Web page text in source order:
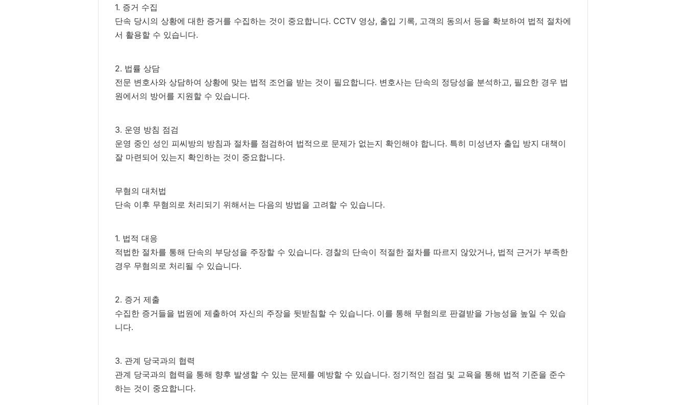
1. 증거 수집
단속 당시의 상황에 대한 증거를 수집하는 것이 중요합니다. CCTV 영상, 출입 기록, 고객의 동의서 등을 확보하여 법적 절차에
서 활용할 수 있습니다.
2. 법률 상담
전문 변호사와 상담하여 상황에 맞는 법적 조언을 받는 것이 필요합니다. 변호사는 단속의 정당성을 분석하고, 필요한 경우 법
원에서의 방어를 지원할 수 있습니다.
3. 운영 방침 점검
운영 중인 성인 피씨방의 방침과 절차를 점검하여 법적으로 문제가 없는지 확인해야 합니다. 특히 미성년자 출입 방지 대책이
잘 마련되어 있는지 확인하는 것이 중요합니다.
무혐의 대처법
단속 이후 무혐의로 처리되기 위해서는 다음의 방법을 고려할 수 있습니다.
1. 법적 대응
적법한 절차를 통해 단속의 부당성을 주장할 수 있습니다. 경찰의 단속이 적절한 절차를 따르지 않았거나, 법적 근거가 부족한
경우 무혐의로 처리될 수 있습니다.
2. 증거 제출
수집한 증거들을 법원에 제출하여 자신의 주장을 뒷받침할 수 있습니다. 이를 통해 무혐의로 판결받을 가능성을 높일 수 있습
니다.
3. 관계 당국과의 협력
관계 당국과의 협력을 통해 향후 발생할 수 있는 문제를 예방할 수 있습니다. 정기적인 점검 및 교육을 통해 법적 기준을 준수
하는 것이 중요합니다.